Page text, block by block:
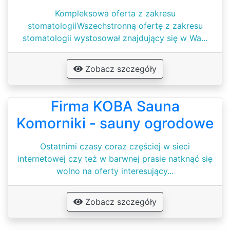
Kompleksowa oferta z zakresu
stomatologiiWszechstronną ofertę z zakresu
stomatologii wystosował znajdujący się w Wa...
Zobacz szczegóły
Firma KOBA Sauna
Komorniki - sauny ogrodowe
Ostatnimi czasy coraz częściej w sieci
internetowej czy też w barwnej prasie natknąć się
wolno na oferty interesujący...
Zobacz szczegóły